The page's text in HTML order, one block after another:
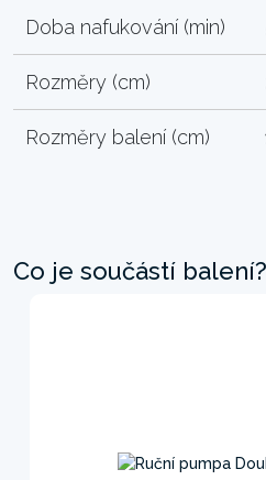
Doba nafukování (min)
Rozměry (cm)
Rozměry balení (cm)
Co je součástí balení?